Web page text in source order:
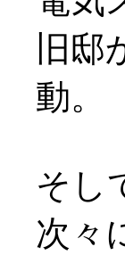
旧
動。
そし
次々